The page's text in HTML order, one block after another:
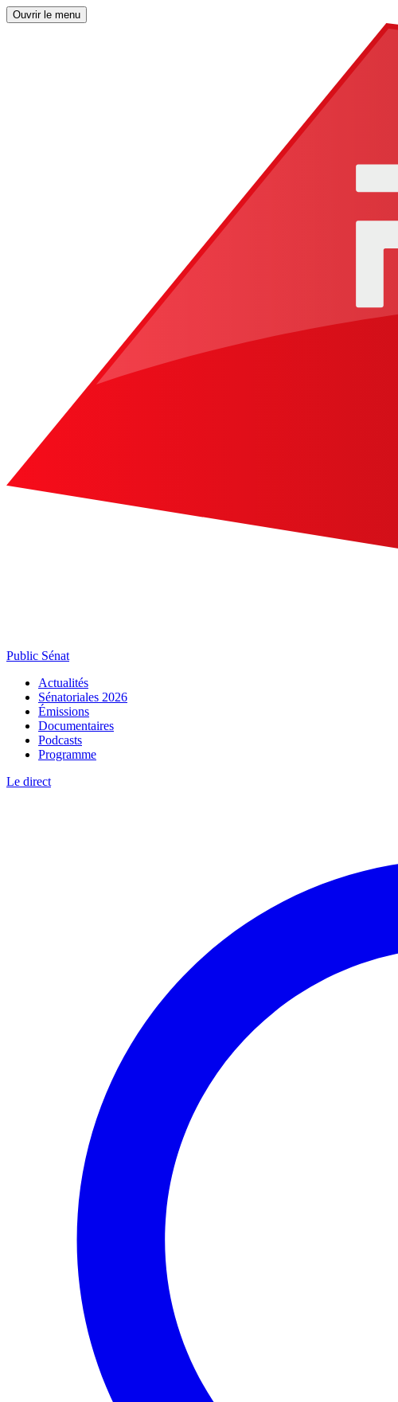
Ouvrir le menu
Public Sénat
Actualités
Sénatoriales 2026
Émissions
Documentaires
Podcasts
Programme
Le direct